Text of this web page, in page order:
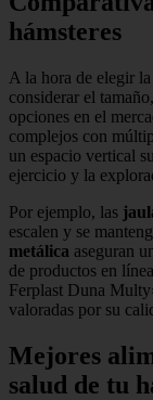
hámsteres
A la hora de elegir la
considerar el
opciones en el
complejos con
un espacio vertical
ejercicio y la
Por ejemplo, las
escalen y se
metálica aseguran
de productos en
Ferplast Duna
valoradas por su
Mejores
salud de tu